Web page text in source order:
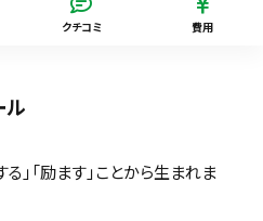
クチコミ 費用
ル
」「励ます」ことから生まれま